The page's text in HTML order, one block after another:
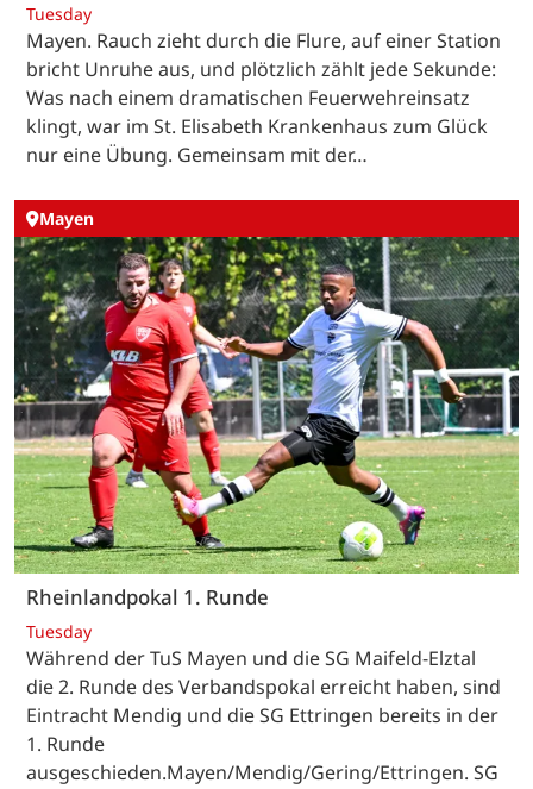
Tuesday
Mayen. Rauch zieht durch die Flure, auf einer Station
bricht Unruhe aus, und plötzlich zählt jede Sekunde:
Was nach einem dramatischen Feuerwehreinsatz
klingt, war im St. Elisabeth Krankenhaus zum Glück
nur eine Übung. Gemeinsam mit der…
Mayen
Rheinlandpokal 1. Runde
Tuesday
Während der TuS Mayen und die SG Maifeld-Elztal
die 2. Runde des Verbandspokal erreicht haben, sind
Eintracht Mendig und die SG Ettringen bereits in der
1. Runde
ausgeschieden.Mayen/Mendig/Gering/Ettringen. SG